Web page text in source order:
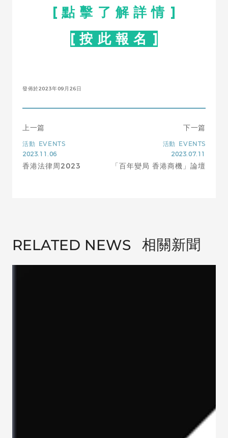
[ 點 擊 了 解 詳 情 ]
[ 按 此 報 名 ]
發佈於2023年09月26日
上一篇
活動 EVENTS
2023.11.06
香港法律周2023
下一篇
活動 EVENTS
2023.07.11
「百年變局 香港商機」論壇
RELATED NEWS 相關新聞